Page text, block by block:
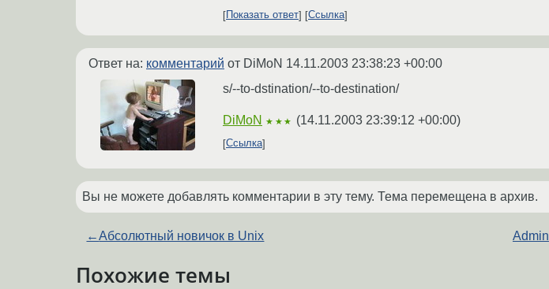
Показать ответ Ссылка
Ответ на: комментарий от DiMoN 14.11.2003 23:38:23 +00:00
s/--to-dstination/--to-destination/
DiMoN ★★★ (14.11.2003 23:39:12 +00:00)
Ссылка
Вы не можете добавлять комментарии в эту тему. Тема перемещена в архив.
←Абсолютный новичок в Unix Admin
Похожие темы